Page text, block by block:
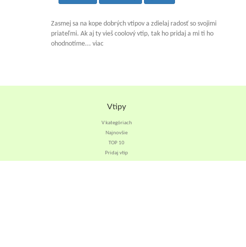
Zasmej sa na kope dobrých vtipov a zdielaj radosť so svojimi
priateľmi. Ak aj ty vieš coolový vtip, tak ho pridaj a mi ti ho
ohodnotíme... viac
Vtipy
V kategóriach
Najnovšie
TOP 10
Pridaj vtip